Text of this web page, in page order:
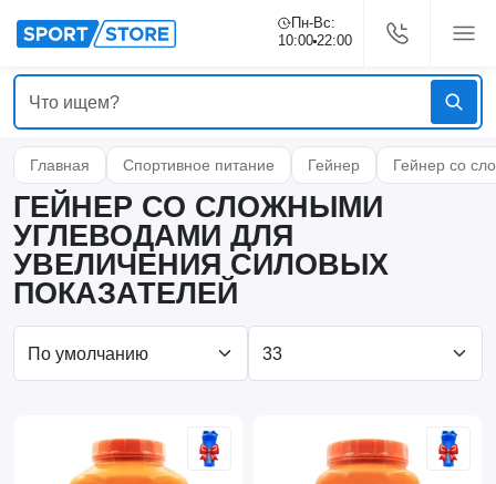
Пн-Вс:
10:00 22:00
Главная Спортивное питание Гейнер Гейнер со
ГЕЙНЕР СО СЛОЖНЫМИ
УГЛЕВОДАМИ ДЛЯ
УВЕЛИЧЕНИЯ СИЛОВЫХ
ПОКАЗАТЕЛЕЙ